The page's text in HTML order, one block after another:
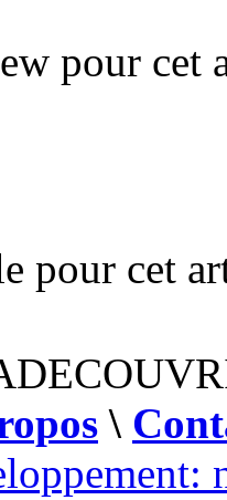
pour cet
pour cet
\